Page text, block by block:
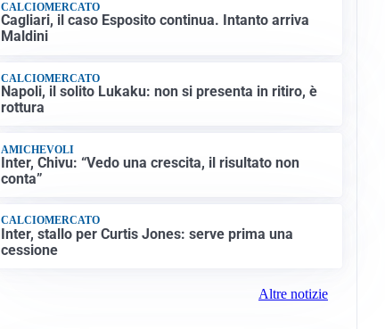
CALCIOMERCATO
Cagliari, il caso Esposito continua. Intanto arriva
Maldini
CALCIOMERCATO
Napoli, il solito Lukaku: non si presenta in ritiro, è
rottura
AMICHEVOLI
Inter, Chivu: “Vedo una crescita, il risultato non
conta”
CALCIOMERCATO
Inter, stallo per Curtis Jones: serve prima una
cessione
Altre notizie